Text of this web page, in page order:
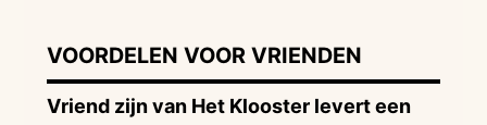
VOORDELEN VOOR VRIENDEN
Vriend zijn van Het Klooster levert een